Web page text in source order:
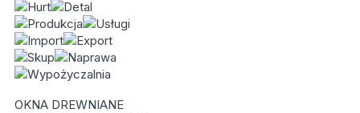
OKNA DREWNIANE